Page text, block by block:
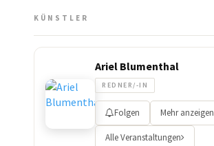
KÜNSTLER
Ariel Blumenthal
REDNER/-IN
Folgen Mehr anzeigen
Alle Veranstaltungen